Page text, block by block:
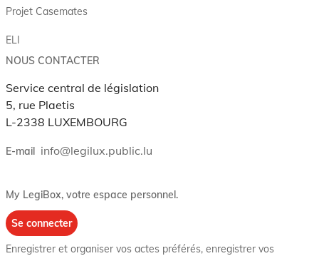
Projet Casemates
ELI
NOUS CONTACTER
Service central de législation
5, rue Plaetis
L-2338 LUXEMBOURG
E-mail info@legilux.public.lu
My LegiBox, votre espace personnel.
Se connecter
Enregistrer et organiser vos actes préférés, enregistrer vos